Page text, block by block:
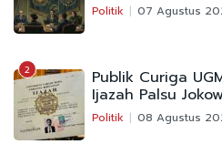
Politik 07 Agustus
2 Publik Curiga
Ijazah Palsu
Politik 08 Agustus